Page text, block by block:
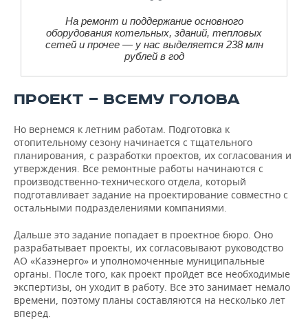
На ремонт и поддержание основного
оборудования котельных, зданий, тепловых
сетей и прочее — у нас выделяется 238 млн
рублей в год
ПРОЕКТ — ВСЕМУ ГОЛОВА
Но вернемся к летним работам. Подготовка к
отопительному сезону начинается с тщательного
планирования, с разработки проектов, их согласования и
утверждения. Все ремонтные работы начинаются с
производственно-технического отдела, который
подготавливает задание на проектирование совместно с
остальными подразделениями компаниями.
Дальше это задание попадает в проектное бюро. Оно
разрабатывает проекты, их согласовывают руководство
АО «Казэнерго» и уполномоченные муниципальные
органы. После того, как проект пройдет все необходимые
экспертизы, он уходит в работу. Все это занимает немало
времени, поэтому планы составляются на несколько лет
вперед.